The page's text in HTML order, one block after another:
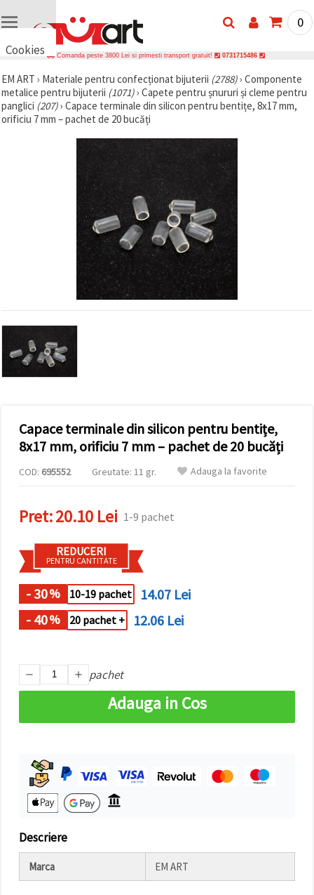
Cookies
vrem să vă
oferim
câteva
cookie -uri.
Cu toate
acord să
utilizați
toate
cookie -
vă indicați
preferințele
în setări
un tip de
cookie -uri
dat și
pe butonul
"Salvați"
Аcceptati
toate!
Setări
0
Comanda peste 3800 Lei si primesti transport gratuit! 0731715486
EM ART › Materiale pentru confecționat bijuterii (2788)› Componente
metalice pentru bijuterii (1071)› Capete pentru șnururi și cleme pentru
panglici (207)› Capace terminale din silicon pentru bentițe, 8x17 mm,
orificiu 7 mm – pachet de 20 bucăți
Capace terminale din silicon pentru bentițe,
8x17 mm, orificiu 7 mm – pachet de 20 bucăți
COD: 695552 Greutate: 11 gr. Adauga la favorite
Pret:20.10 Lei 1-9 pachet
REDUCERI
PENTRU CANTITATE
- 30% 10-19 pachet
14.07 Lei
- 40% 20 pachet + 12.06 Lei
pachet
Adauga in Cos
Descriere
Marca EM ART